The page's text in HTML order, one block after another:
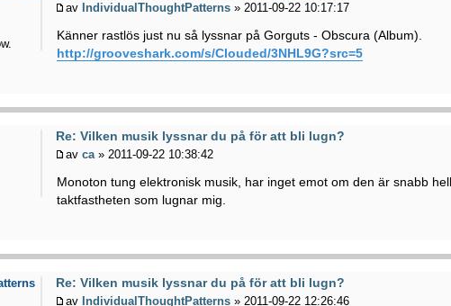
av IndividualThoughtPatterns » 2011-09-22 10:17:17
Känner rastlös just nu så lyssnar på Gorguts - Obscura (Album).
http://grooveshark.com/s/Clouded/3NHL9G?src=5
Re: Vilken musik lyssnar du på för att bli lugn?
avca » 2011-09-22 10:38:42
Monoton tung elektronisk musik, har inget emot om den är snabb
taktfastheten som lugnar mig.
Re: Vilken musik lyssnar du på för att bli lugn?
avIndividualThoughtPatterns » 2011-09-22 12:26:46